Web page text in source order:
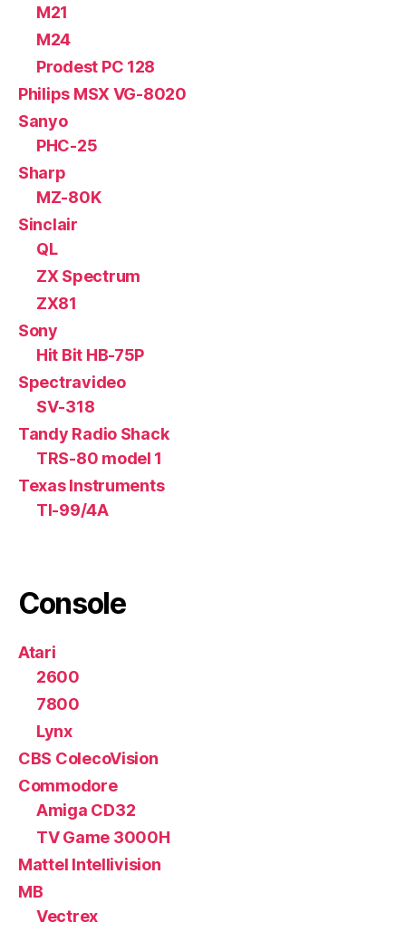
M21
M24
Prodest PC 128
Philips MSX VG-8020
Sanyo
PHC-25
Sharp
MZ-80K
Sinclair
QL
ZX Spectrum
ZX81
Sony
Hit Bit HB-75P
Spectravideo
SV-318
Tandy Radio Shack
TRS-80 model 1
Texas Instruments
TI-99/4A
Console
Atari
2600
7800
Lynx
CBS ColecoVision
Commodore
Amiga CD32
TV Game 3000H
Mattel Intellivision
MB
Vectrex